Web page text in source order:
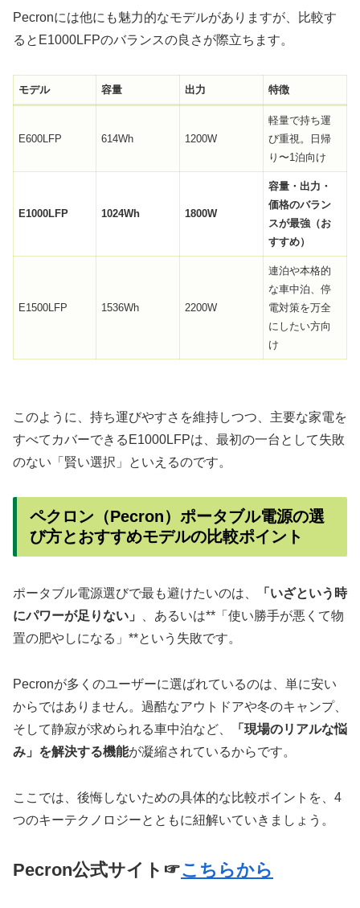
Pecronには他にも魅力的なモデルがありますが、比較す
るとE1000LFPのバランスの良さが際立ちます。
モデル 容量 出力 特徴
E600LFP 614Wh 1200W
軽量で持ち運
び重視。日帰
り〜1泊向け
E1000LFP 1024Wh 1800W
容量・出力・
価格のバラン
スが最強（お
すすめ）
E1500LFP 1536Wh 2200W
連泊や本格的
な車中泊、停
電対策を万全
にしたい方向
け
このように、持ち運びやすさを維持しつつ、主要な家電を
すべてカバーできるE1000LFPは、最初の一台として失敗
のない「賢い選択」といえるのです。
ペクロン（Pecron）ポータブル電源の選
び方とおすすめモデルの比較ポイント
ポータブル電源選びで最も避けたいのは、
「いざという時
にパワーが足りない」
、あるいは**「使い勝手が悪くて物
置の肥やしになる」**という失敗です。
Pecronが多くのユーザーに選ばれているのは、単に安い
からではありません。過酷なアウトドアや冬のキャンプ、
そして静寂が求められる車中泊など、
「現場のリアルな悩
み」を解決する機能が凝縮されているからです。
ここでは、後悔しないための具体的な比較ポイントを、4
つのキーテクノロジーとともに紐解いていきましょう。
Pecron公式サイト☞こちらから